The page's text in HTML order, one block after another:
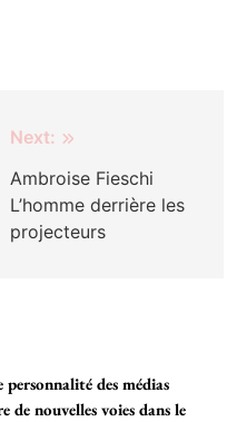
Next:
Ambroise Fieschi
L’homme derrière les
projecteurs
personnalité des médias
de nouvelles voies dans le